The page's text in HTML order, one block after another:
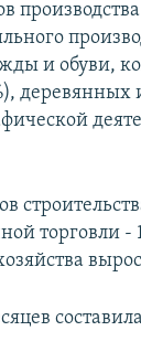
и обуви,
торговли -